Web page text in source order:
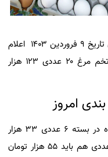
قیمت تخم مرغ در بازار روز برای تاریخ ۹ فروردین ۱۴۰۳ اعلام
شد که بر اساس آن هر بسته تخم مرغ ۲۰ عددی ۱۲۳ هزار
امروز
قیمت تخم مرغ بسته بندی شده در بسته ۶ عددی ۳۳ هزار
تومان است برای خرید بسته ۹ عددی هم باید ۵۵ هزار تومان